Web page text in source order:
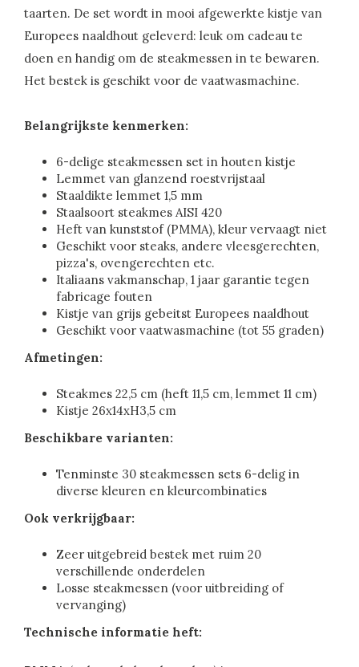
taarten. De set wordt in mooi afgewerkte kistje van
Europees naaldhout geleverd: leuk om cadeau te
doen en handig om de steakmessen in te bewaren.
Het bestek is geschikt voor de vaatwasmachine.
Belangrijkste kenmerken:
6-delige steakmessen set in houten kistje
Lemmet van glanzend roestvrijstaal
Staaldikte lemmet 1,5 mm
Staalsoort steakmes AISI 420
Heft van kunststof (PMMA), kleur vervaagt niet
Geschikt voor steaks, andere vleesgerechten,
pizza's, ovengerechten etc.
Italiaans vakmanschap, 1 jaar garantie tegen
fabricage fouten
Kistje van grijs gebeitst Europees naaldhout
Geschikt voor vaatwasmachine (tot 55 graden)
Afmetingen:
Steakmes 22,5 cm (heft 11,5 cm, lemmet 11 cm)
Kistje 26x14xH3,5 cm
Beschikbare varianten:
Tenminste 30 steakmessen sets 6-delig in
diverse kleuren en kleurcombinaties
Ook verkrijgbaar:
Zeer uitgebreid bestek met ruim 20
verschillende onderdelen
Losse steakmessen (voor uitbreiding of
vervanging)
Technische informatie heft: